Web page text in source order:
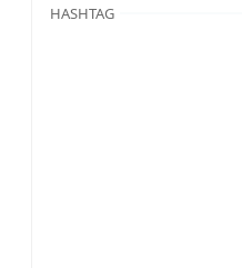
HASHTAG